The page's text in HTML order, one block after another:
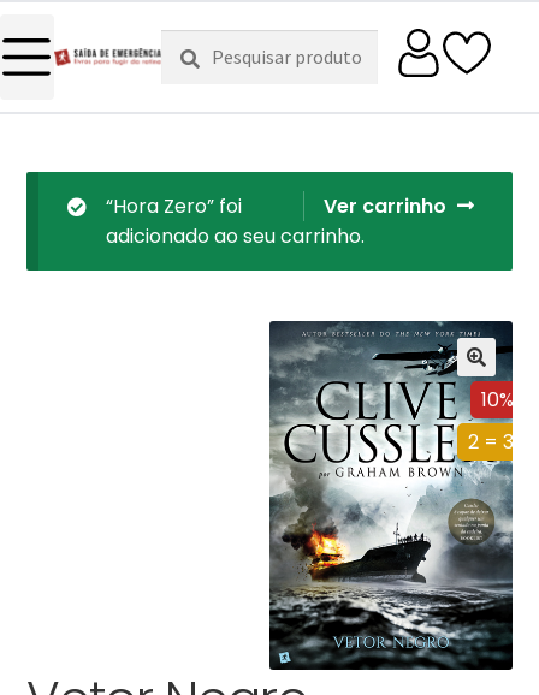
Pesquisar
por:
Pesquisa
Ver carrinho
“Hora Zero” foi
adicionado ao seu carrinho.
10%
2 = 3